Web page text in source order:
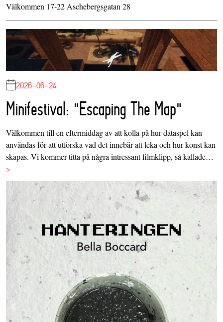
Välkommen 17-22 Aschebergsgatan 28
2026-06-24
Minifestival: "Escaping The Map"
Välkommen till en eftermiddag av att kolla på hur dataspel kan
användas för att utforska vad det innebär att leka och hur konst kan
skapas. Vi kommer titta på några intressant filmklipp, så kallade…
>